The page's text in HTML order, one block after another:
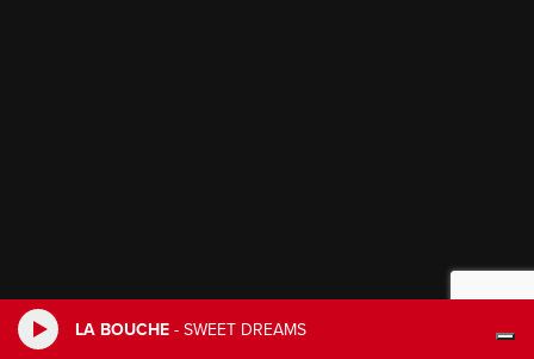
LA BOUCHE - SWEET DREAMS